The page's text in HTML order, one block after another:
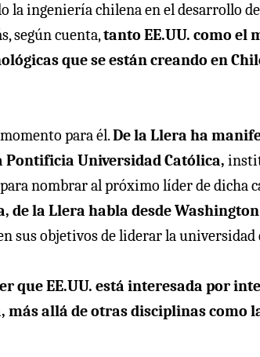
la ingeniería chilena en el desarrollo
según cuenta,tanto EE.UU. como el
que se están creando en
para él.De la Llera ha
Pontificia Universidad Católica,
nombrar al próximo líder de dicha
de la Llera habla desde Washington
sus objetivos de liderar la universidad
que EE.UU. está interesada por
allá de otras disciplinas como